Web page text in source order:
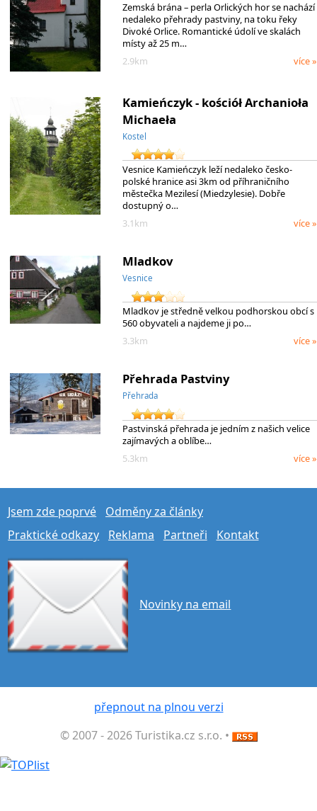
Zemská brána – perla Orlických hor se nachází
nedaleko přehrady pastviny, na toku řeky
Divoké Orlice. Romantické údolí ve skalách
místy až 25 m…
2.9km
více »
Kamieńczyk - kościół Archanioła
Michaeła
Kostel
Vesnice Kamieńczyk leží nedaleko česko-
polské hranice asi 3km od příhraničního
městečka Mezilesí (Miedzylesie). Dobře
dostupný o…
3.1km
více »
Mladkov
Vesnice
Mladkov je středně velkou podhorskou obcí s
560 obyvateli a najdeme ji po…
3.3km
více »
Přehrada Pastviny
Přehrada
Pastvinská přehrada je jedním z našich velice
zajímavých a oblíbe…
5.3km
více »
Jsem zde poprvé
Odměny za články
Praktické odkazy
Reklama Partneři Kontakt
Novinky na email
přepnout na plnou verzi
© 2007 - 2026 Turistika.cz s.r.o. •